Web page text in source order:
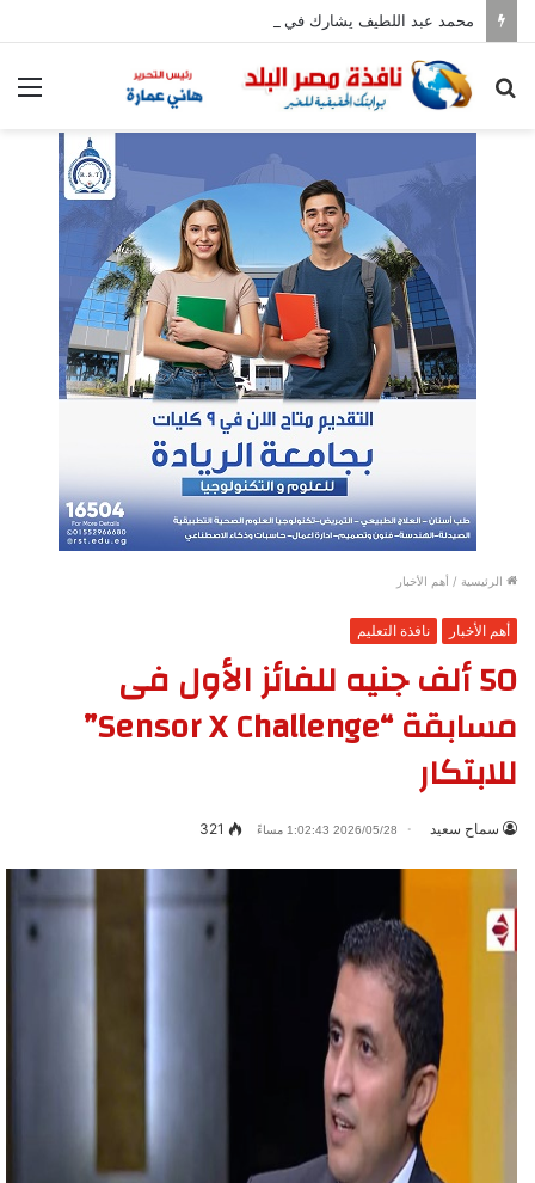
بحث
الرئيسية / أهم الأخبار
أهم الأخبار نافذة التعليم
50 ألف جنيه للفائز الأول فى
مسابقة “Sensor X Challenge”
للابتكار
سماح سعيد 2026/05/28 1:02:43 مساءً 321